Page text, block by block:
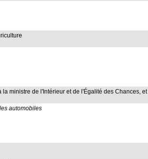
ministre de l'Intérieur et de l'Égalité des Chances,
automobiles